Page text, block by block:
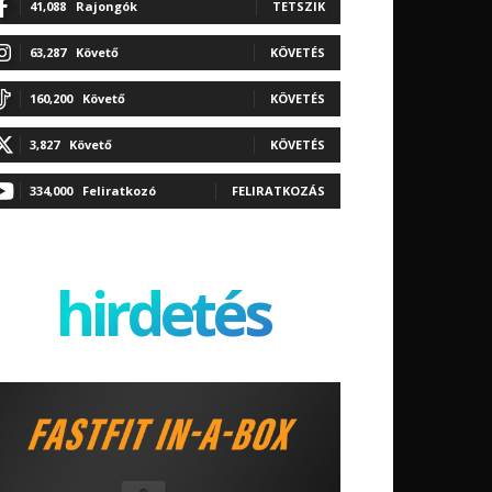
41,088 Rajongók TETSZIK
63,287 Követő KÖVETÉS
160,200 Követő KÖVETÉS
3,827 Követő KÖVETÉS
334,000 Feliratkozó FELIRATKOZÁS
hirdetés